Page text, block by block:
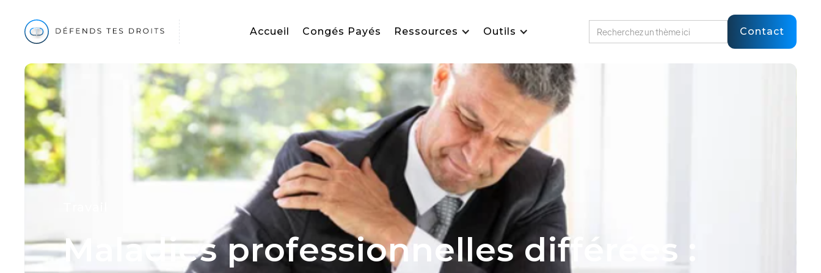
Accueil Congés Payés Ressources Outils Contact
Maladies professionnelles différées :